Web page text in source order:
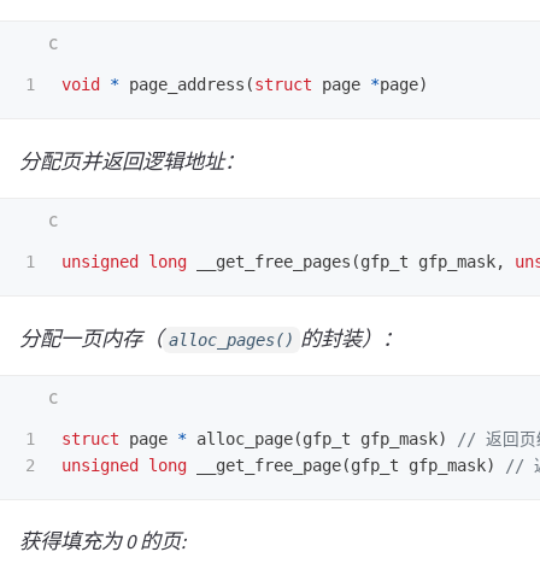
void * page_address (struct page *page)
分配页并返回逻辑地址：
unsigned long __get_free_pages (gfp_t gfp_mask,
分配一页内存（ alloc_pages() 的封装）：
1
struct page * alloc_page(gfp_t gfp_mask)
// 返回页
unsigned
long __get_free_page(gfp_t gfp_mask) //
获得填充为 0 的页: